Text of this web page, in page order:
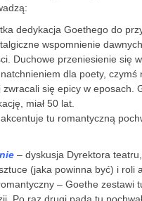
dedykacja Goethego do
wspomnienie
Duchowe przeniesienie się
dla poety, czymś
się epicy w eposach.
miał 50 lat.
tu romantyczną
– dyskusja Dyrektora teatru,
(jaka powinna być) i roli
– Goethe zestawi
Po raz drugi pada tu